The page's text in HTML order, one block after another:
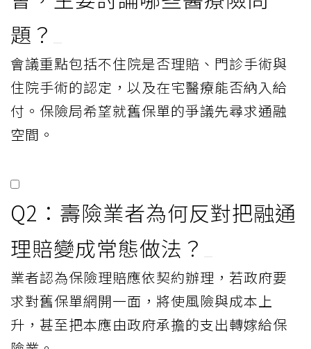
題？
會議重點包括不住院是否理賠、門診手術與
住院手術的認定，以及在宅醫療能否納入給
付。保險局希望就舊保單的爭議先尋求通融
空間。
Q2：壽險業者為何反對把融通
理賠變成常態做法？
業者認為保險理賠應依契約辦理，若政府要
求對舊保單網開一面，將使風險與成本上
升，甚至把本應由政府承擔的支出轉嫁給保